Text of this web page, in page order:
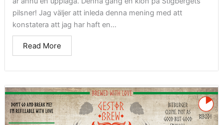
pilsner! Jag väljer att inleda denna mening med att
konstatera att jag har haft en...
Read More